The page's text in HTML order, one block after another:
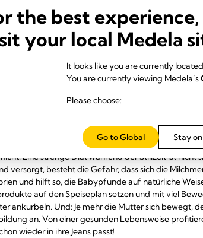
dass Malzbier und Stilltees wichtig sind, um
hat jede Mutter genug Milch, um ihr Kind
noch hungrig und daher unruhig, sollten Mütter
zusätzlichem Abpumpen – am besten beidseitig
oder alkoholfreies Malzbier die Milchbildung
der Stillzeit
möglichst schnell
Eine strenge Diät während der Stillzeit ist nicht
versorgt, besteht die Gefahr, dass sich die
und hilft so, die Babypfunde auf natürliche
auf den Speiseplan setzen und mit viel
ankurbeln. Und: Je mehr die Mutter sich bewegt,
an. Von einer gesunden Lebensweise
wieder in ihre Jeans passt!
the best
your local Medela
It looks like you are currently
You are currently viewing Medela’s
Please choose:
Stay
Go to Global